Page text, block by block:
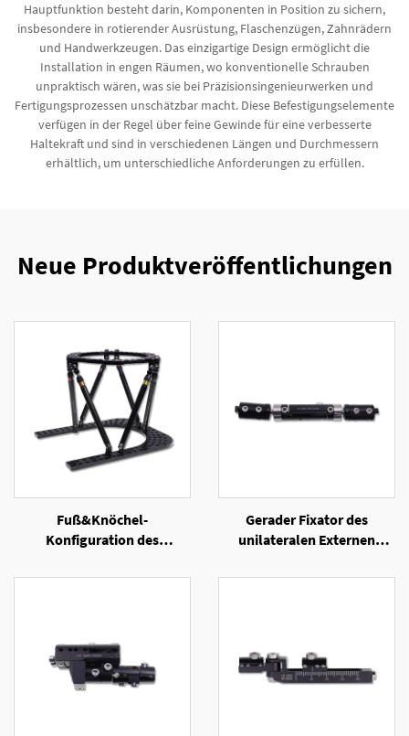
Hauptfunktion besteht darin, Komponenten in Position zu sichern,
insbesondere in rotierender Ausrüstung, Flaschenzügen, Zahnrädern
und Handwerkzeugen. Das einzigartige Design ermöglicht die
Installation in engen Räumen, wo konventionelle Schrauben
unpraktisch wären, was sie bei Präzisionsingenieurwerken und
Fertigungsprozessen unschätzbar macht. Diese Befestigungselemente
verfügen in der Regel über feine Gewinde für eine verbesserte
Haltekraft und sind in verschiedenen Längen und Durchmessern
erhältlich, um unterschiedliche Anforderungen zu erfüllen.
Neue Produktveröffentlichungen
Fuß&Knöchel-
Konfiguration des
Fixators
Gerader Fixator des
unilateralen Externen